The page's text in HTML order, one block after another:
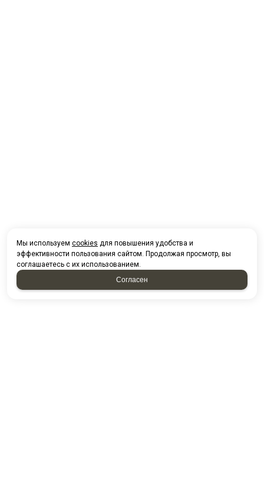
Мы используем cookies для повышения удобства и
эффективности пользования сайтом. Продолжая просмотр, вы
соглашаетесь с их использованием.
Согласен